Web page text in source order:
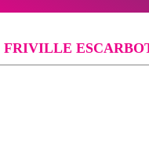
FRIVILLE